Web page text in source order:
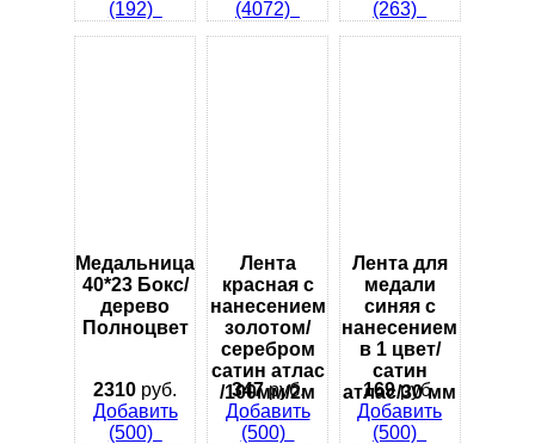
(192)
(4072)
(263)
Медальница
40*23 Бокс/
дерево
Полноцвет
2310 руб.
Добавить
(500)
Лента
красная с
нанесением
золотом/
серебром
сатин атлас
/100мм/2м
347руб.
Добавить
(500)
Лента для
медали
синяя с
нанесением
в 1 цвет/
сатин
атлас/30 мм
169руб.
Добавить
(500)